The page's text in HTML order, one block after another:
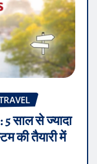
साल से ज्यादा
की तैयारी में